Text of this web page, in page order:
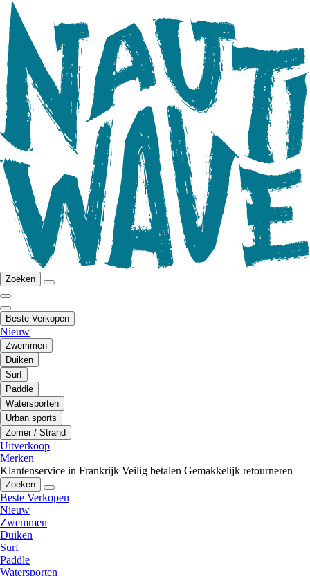
Zoeken
Beste Verkopen
Nieuw
Zwemmen
Duiken
Surf
Paddle
Watersporten
Urban sports
Zomer / Strand
Uitverkoop
Merken
Klantenservice in Frankrijk Veilig betalen Gemakkelijk retourneren
Zoeken
Beste Verkopen
Nieuw
Zwemmen
Duiken
Surf
Paddle
Watersporten